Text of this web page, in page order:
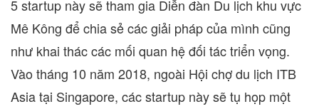
5 startup này sẽ tham gia Diễn đàn Du lịch khu vực
Mê Kông để chia sẻ các giải pháp của mình cũng
như khai thác các mối quan hệ đối tác triển vọng.
Vào tháng 10 năm 2018, ngoài Hội chợ du lịch ITB
Asia tại Singapore, các startup này sẽ tụ họp một